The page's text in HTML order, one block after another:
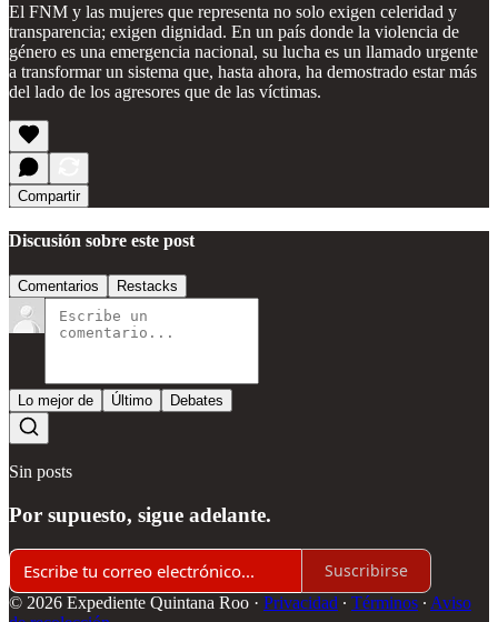
El FNM y las mujeres que representa no solo exigen celeridad y
transparencia; exigen dignidad. En un país donde la violencia de
género es una emergencia nacional, su lucha es un llamado urgente
a transformar un sistema que, hasta ahora, ha demostrado estar más
del lado de los agresores que de las víctimas.
Compartir
Discusión sobre este post
Comentarios Restacks
Lo mejor de Último Debates
Sin posts
Por supuesto, sigue adelante.
Suscribirse
© 2026 Expediente Quintana Roo · Privacidad ∙ Términos ∙ Aviso